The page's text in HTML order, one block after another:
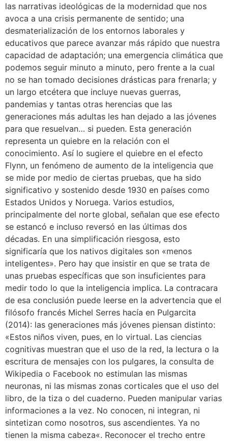
las narrativas ideológicas de la modernidad que nos
avoca a una crisis permanente de sentido; una
desmaterialización de los entornos laborales y
educativos que parece avanzar más rápido que nuestra
capacidad de adaptación; una emergencia climática que
podemos seguir minuto a minuto, pero frente a la cual
no se han tomado decisiones drásticas para frenarla; y
un largo etcétera que incluye nuevas guerras,
pandemias y tantas otras herencias que las
generaciones más adultas les han dejado a las jóvenes
para que resuelvan… si pueden. Esta generación
representa un quiebre en la relación con el
conocimiento. Así lo sugiere el quiebre en el efecto
Flynn, un fenómeno de aumento de la inteligencia que
se mide por medio de ciertas pruebas, que ha sido
significativo y sostenido desde 1930 en países como
Estados Unidos y Noruega. Varios estudios,
principalmente del norte global, señalan que ese efecto
se estancó e incluso reversó en las últimas dos
décadas. En una simplificación riesgosa, esto
significaría que los nativos digitales son «menos
inteligentes». Pero hay que insistir en que se trata de
unas pruebas específicas que son insuficientes para
medir todo lo que la inteligencia implica. La contracara
de esa conclusión puede leerse en la advertencia que el
filósofo francés Michel Serres hacía en Pulgarcita
(2014): las generaciones más jóvenes piensan distinto:
«Estos niños viven, pues, en lo virtual. Las ciencias
cognitivas muestran que el uso de la red, la lectura o la
escritura de mensajes con los pulgares, la consulta de
Wikipedia o Facebook no estimulan las mismas
neuronas, ni las mismas zonas corticales que el uso del
libro, de la tiza o del cuaderno. Pueden manipular varias
informaciones a la vez. No conocen, ni integran, ni
sintetizan como nosotros, sus ascendientes. Ya no
tienen la misma cabeza«. Reconocer el trecho entre